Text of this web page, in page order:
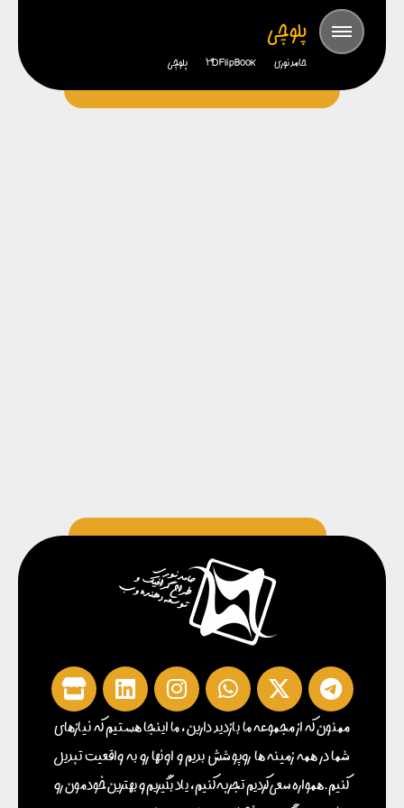
پلوچی
حامد نوری 3D FlipBook پلوچی
ممنون که از مجموعه ما بازدید دارین ، ما اینجا هستیم که نیازهای
شما در همه زمینه ها روپوشش بدیم و اونها رو به واقعیت تبدیل
کنیم . همواره سعی کردیم تجربه کنیم ، یاد بگیریم و بهترین خودمون رو